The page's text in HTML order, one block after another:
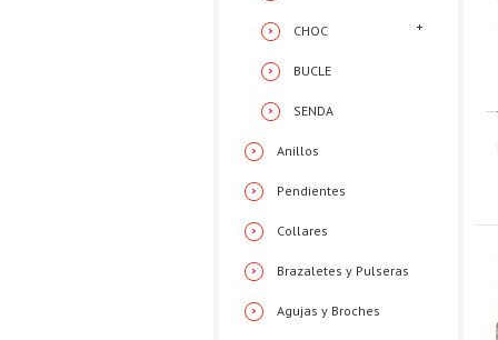
CHOC
BUCLE
SENDA
Anillos
Pendientes
Collares
Brazaletes y Pulseras
Agujas y Broches